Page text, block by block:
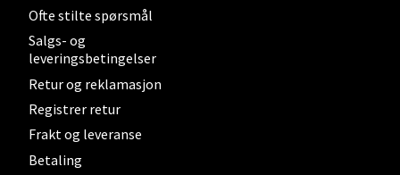
Ofte stilte spørsmål
Salgs- og
leveringsbetingelser
Retur og reklamasjon
Registrer retur
Frakt og leveranse
Betaling
Oslo - Linderud
Erich Mogensøns vei 38, 0594 Oslo
Åpent i dag 10-21